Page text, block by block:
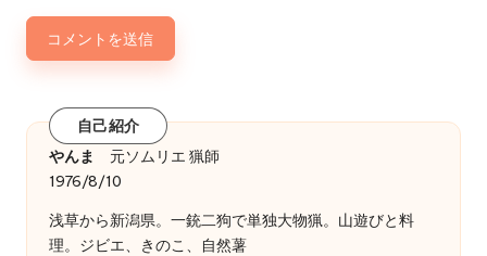
自己紹介
やんま
元ソムリエ 猟師
1976/8/10
浅草から新潟県。一銃二狗で単独大物猟。山遊びと料
理。ジビエ、きのこ、自然薯